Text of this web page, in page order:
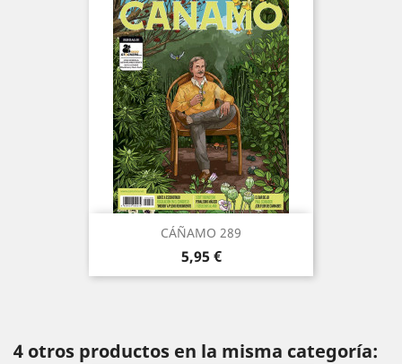
CÁÑAMO 289
Precio
5,95 €
4 otros productos en la misma categoría: